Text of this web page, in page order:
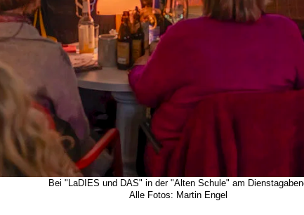
Bei "LaDIES und DAS" in der "Alten Schule" am
Alle Fotos: Martin Engel